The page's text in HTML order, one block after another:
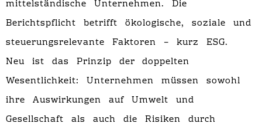
mittelständische Unternehmen. Die
Berichtspflicht betrifft ökologische, soziale und
steuerungsrelevante Faktoren – kurz ESG.
Neu ist das Prinzip der doppelten
Wesentlichkeit: Unternehmen müssen sowohl
ihre Auswirkungen auf Umwelt und
Gesellschaft als auch die Risiken durch